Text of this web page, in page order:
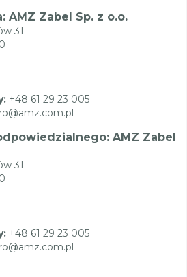
AMZ Zabel Sp. z o.o.
31
+48 61 29 23 005
AMZ Zabel
31
+48 61 29 23 005